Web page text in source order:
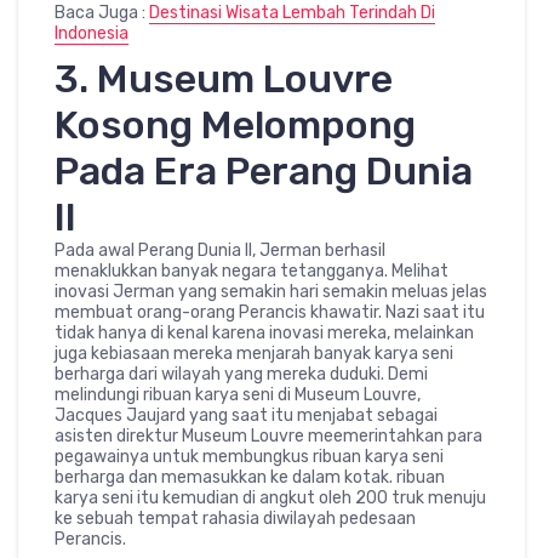
Baca Juga : Destinasi Wisata Lembah Terindah Di
Indonesia
3. Museum Louvre
Kosong Melompong
Pada Era Perang Dunia
II
Pada awal Perang Dunia II, Jerman berhasil
menaklukkan banyak negara tetangganya. Melihat
inovasi Jerman yang semakin hari semakin meluas jelas
membuat orang-orang Perancis khawatir. Nazi saat itu
tidak hanya di kenal karena inovasi mereka, melainkan
juga kebiasaan mereka menjarah banyak karya seni
berharga dari wilayah yang mereka duduki. Demi
melindungi ribuan karya seni di Museum Louvre,
Jacques Jaujard yang saat itu menjabat sebagai
asisten direktur Museum Louvre meemerintahkan para
pegawainya untuk membungkus ribuan karya seni
berharga dan memasukkan ke dalam kotak. ribuan
karya seni itu kemudian di angkut oleh 200 truk menuju
ke sebuah tempat rahasia diwilayah pedesaan
Perancis.